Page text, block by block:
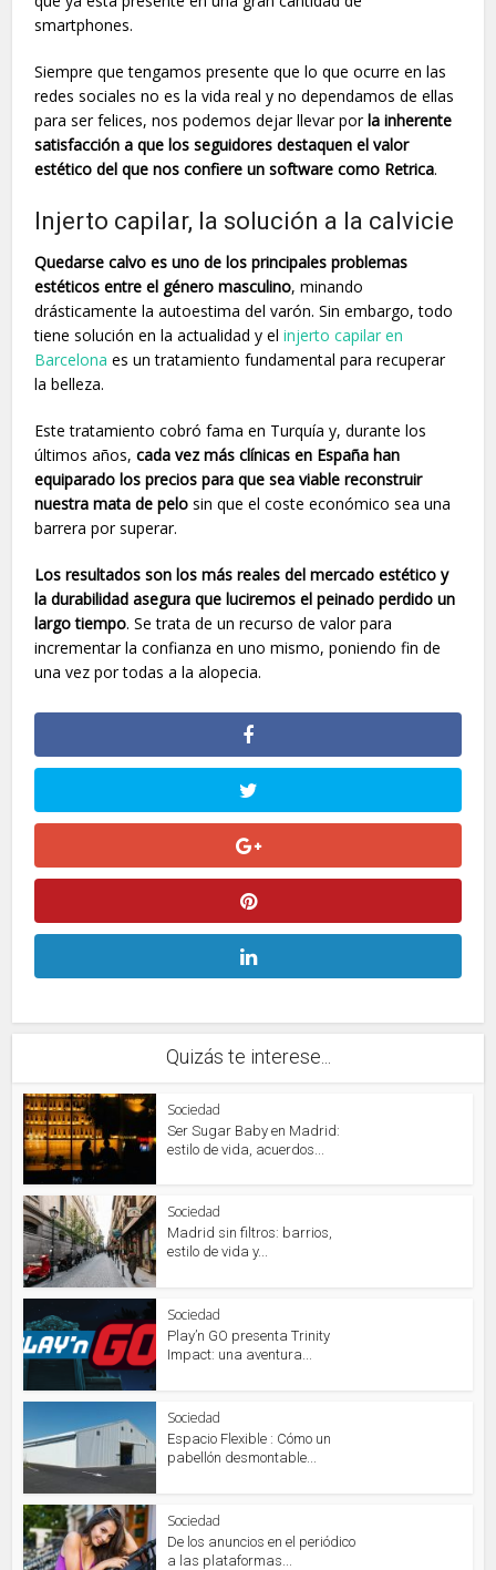
smartphones.
Siempre que tengamos presente que lo que ocurre en las
redes sociales no es la vida real y no dependamos de ellas
para ser felices, nos podemos dejar llevar porla inherente
satisfacción a que los seguidores destaquen el valor
estético del que nos confiere un software como Retrica.
Injerto capilar, la solución a la calvicie
Quedarse calvo es uno de los principales problemas
estéticos entre el género masculino, minando
drásticamente la autoestima del varón. Sin embargo, todo
tiene solución en la actualidad y elinjerto capilar en
Barcelona es un tratamiento fundamental para recuperar
la belleza.
Este tratamiento cobró fama en Turquía y, durante los
últimos años,cada vez más clínicas en España han
equiparado los precios para que sea viable reconstruir
nuestra mata de pelo sin que el coste económico sea una
barrera por superar.
Los resultados son los más reales del mercado estético y
la durabilidad asegura que luciremos el peinado perdido un
largo tiempo. Se trata de un recurso de valor para
incrementar la confianza en uno mismo, poniendo fin de
una vez por todas a la alopecia.
Quizás te interese...
Sociedad
Ser Sugar Baby en Madrid:
estilo de vida, acuerdos...
Sociedad
Madrid sin filtros: barrios,
estilo de vida y...
Sociedad
Play’n GO presenta Trinity
Impact: una aventura...
Sociedad
Espacio Flexible : Cómo un
pabellón desmontable...
Sociedad
De los anuncios en el periódico
a las plataformas...